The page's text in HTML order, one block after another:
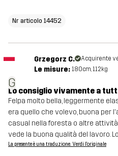
Nr articolo 14452
G
Grzegorz C. Acquirente
Le misure: 180cm, 112kg
Lo consiglio vivamente a
Felpa molto bella, leggermente
era quello che volevo, buona per
casual nella foresta o altre
vede la buona qualità del lavoro.
La presente è una traduzione. Verdi l'originale